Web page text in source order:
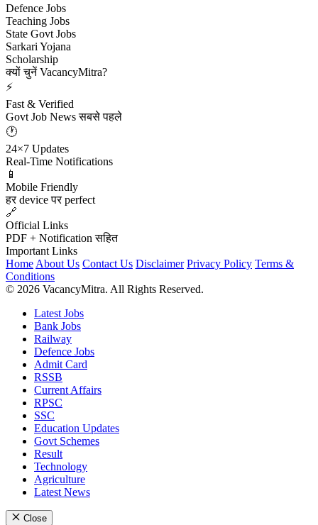
Defence Jobs
Teaching Jobs
State Govt Jobs
Sarkari Yojana
Scholarship
क्यों चुनें VacancyMitra?
⚡
Fast & Verified
Govt Job News सबसे पहले
🕐
24×7 Updates
Real-Time Notifications
📱
Mobile Friendly
हर device पर perfect
🔗
Official Links
PDF + Notification सहित
Important Links
Home About Us Contact Us Disclaimer Privacy Policy Terms &
Conditions
© 2026 VacancyMitra. All Rights Reserved.
Latest Jobs
Bank Jobs
Railway
Defence Jobs
Admit Card
RSSB
Current Affairs
RPSC
SSC
Education Updates
Govt Schemes
Result
Technology
Agriculture
Latest News
Close